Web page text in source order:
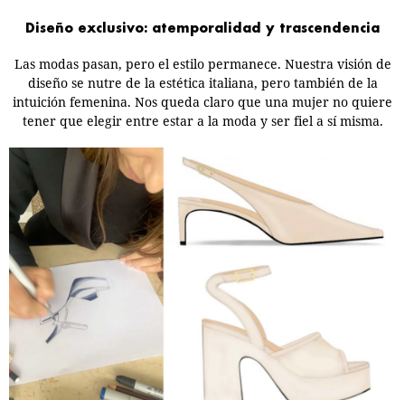
Diseño exclusivo: atemporalidad y trascendencia
Las modas pasan, pero el estilo permanece. Nuestra visión de
diseño se nutre de la estética italiana, pero también de la
intuición femenina. Nos queda claro que una mujer no quiere
tener que elegir entre estar a la moda y ser fiel a sí misma.